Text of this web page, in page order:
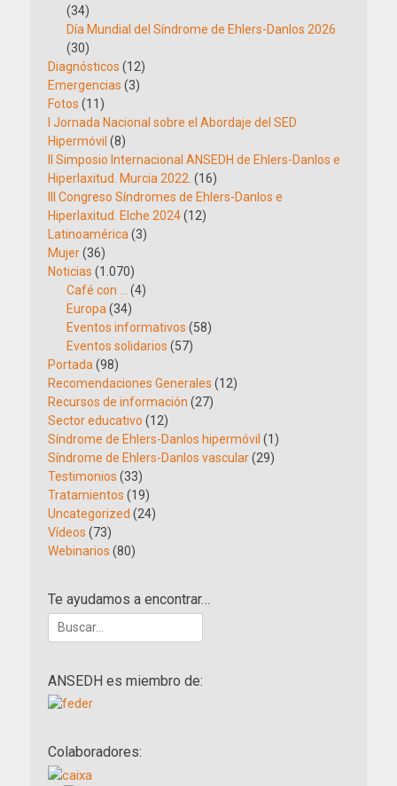
(34)
Día Mundial del Síndrome de Ehlers-Danlos 2026
(30)
Diagnósticos (12)
Emergencias (3)
Fotos (11)
I Jornada Nacional sobre el Abordaje del SED
Hipermóvil (8)
II Simposio Internacional ANSEDH de Ehlers-Danlos e
Hiperlaxitud. Murcia 2022. (16)
III Congreso Síndromes de Ehlers-Danlos e
Hiperlaxitud. Elche 2024(12)
Latinoamérica (3)
Mujer(36)
Noticias (1.070)
Café con …
(4)
Europa (34)
Eventos informativos (58)
Eventos solidarios (57)
Portada (98)
Recomendaciones Generales (12)
Recursos de información (27)
Sector educativo (12)
Síndrome de Ehlers-Danlos hipermóvil (1)
Síndrome de Ehlers-Danlos vascular(29)
Testimonios (33)
Tratamientos (19)
Uncategorized (24)
Vídeos (73)
Webinarios (80)
Te ayudamos a encontrar…
Buscar:
ANSEDH es miembro de:
Colaboradores: